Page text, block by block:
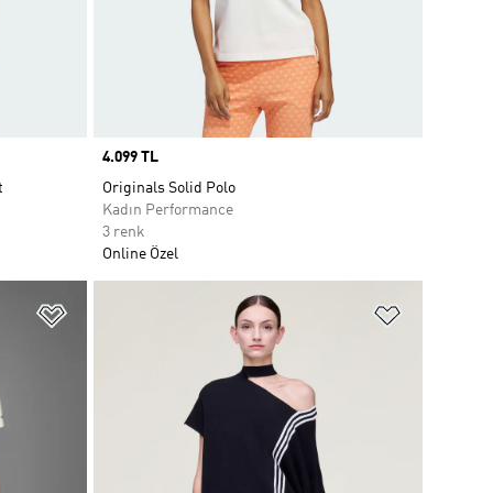
Price
4.099 TL
Originals Solid Polo
Kadın Performance
3 renk
Online Özel